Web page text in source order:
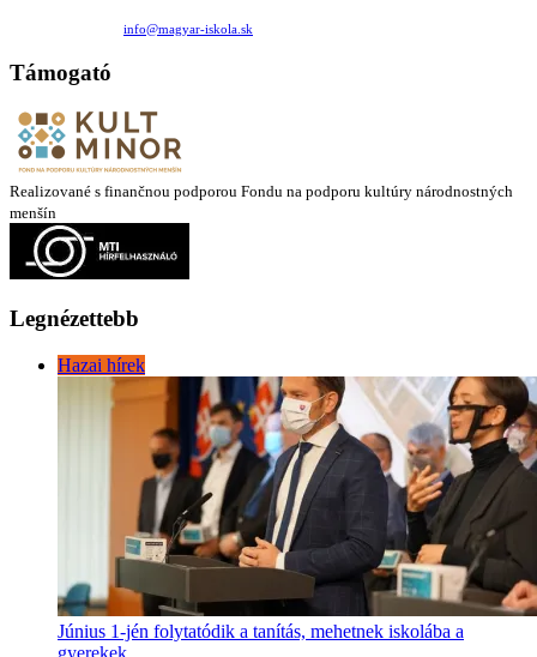
info@magyar-iskola.sk
Támogató
Realizované s finančnou podporou Fondu na podporu kultúry národnostných
menšín
Legnézettebb
Hazai hírek
Június 1-jén folytatódik a tanítás, mehetnek iskolába a
gyerekek